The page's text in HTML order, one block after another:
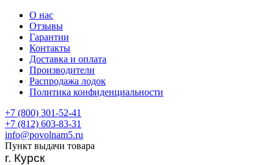
О нас
Отзывы
Гарантии
Контакты
Доставка и оплата
Производители
Распродажа лодок
Политика конфиденциальности
+7 (800) 301-52-41
+7 (812) 603-83-31
info@povolnam5.ru
Пункт выдачи товара
г. Курск